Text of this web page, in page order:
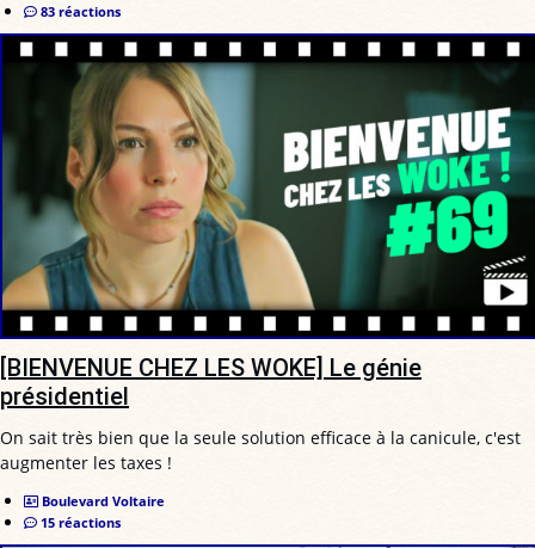
83 réactions
[BIENVENUE CHEZ LES WOKE] Le génie
présidentiel
On sait très bien que la seule solution efficace à la canicule, c'est
augmenter les taxes !
Boulevard Voltaire
15 réactions